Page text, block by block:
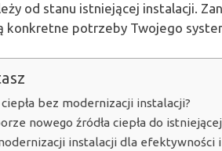
od stanu istniejącej instalacji.
konkretne potrzeby Twojego
bez modernizacji instalacji?
nowego źródła ciepła do
instalacji dla efektywności